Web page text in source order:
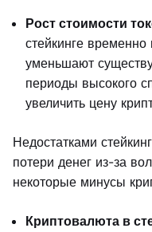
Рост стоимости
стейкинге
уменьшают
периоды высокого
увеличить цену
Недостатками
потери денег из-за
некоторые минусы
Криптовалюта в